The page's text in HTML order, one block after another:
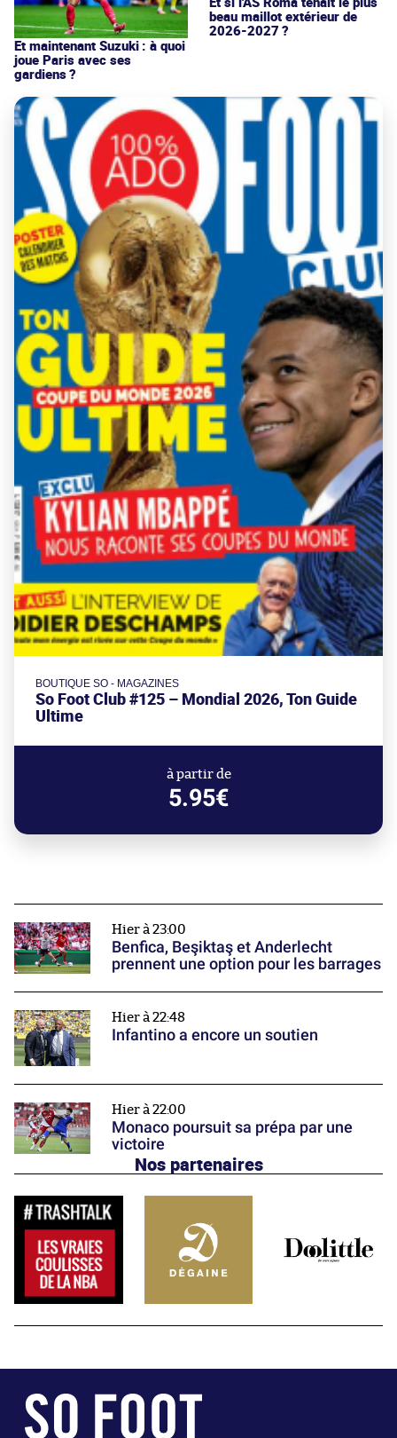
Et maintenant Suzuki : à quoi
joue Paris avec ses
gardiens ?
beau maillot extérieur de
2026-2027 ?
BOUTIQUE SO - MAGAZINES
So Foot Club #125 – Mondial 2026, Ton Guide
Ultime
à partir de
5.95€
Hier à 23:00
Benfica, Beşiktaş et Anderlecht
prennent une option pour les barrages
Hier à 22:48
Infantino a encore un soutien
Hier à 22:00
Monaco poursuit sa prépa par une
victoire
Nos partenaires